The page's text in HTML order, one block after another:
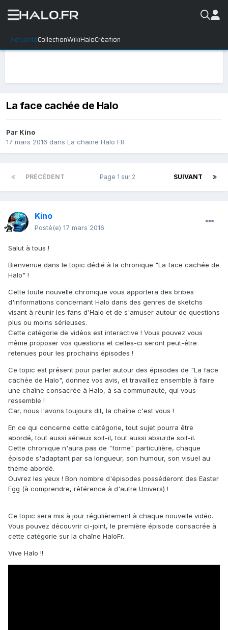
ActualitéCollectionWikiHaloCréation
La face cachée de Halo
Par Kino
17 mars 2016 dans La chaine Halo FR
PRÉCÉDENT SUIVANT
Page 1 sur 2
Kino
Posté(e) 17 mars 2016
Salut à tous !
Bienvenue dans le topic dédié à la chronique "La face cachée de
Halo" !
Cette toute nouvelle chronique vous apportera des bribes
d'informations concernant Halo dans des genres de sketchs
visant à réunir les fans d'Halo et de s'amuser autour de questions
plus ou moins sérieuses.
Cette catégorie de vidéos est interactive ! Vous pouvez vous
même proposer vos questions et celles-ci seront peut-être
retenues pour les prochains épisodes !
Ce topic est présent pour parler autour des épisodes de "La face
cachée de Halo", donnez vos avis, et travaillez ensemble à faire
une chaîne consacrée à Halo, à sa communauté, qui vous
ressemble !
Car, nous l'avons toujours dit, la chaîne c'est vous !
En ce qui concerne cette catégorie, tout sujet pourra être
abordé, tout aussi sérieux soit-il, tout aussi absurde soit-il.
Cette chronique n'aura pas de "forme" particulière, chaque
épisode s'adaptant par sa longueur, son humour, son visuel au
thème abordé.
Ouvrez les yeux ! Bon nombre d'épisodes posséderont des Easter
Egg (à comprendre, référence à d'autre Univers) !
Ce topic sera mis à jour régulièrement à chaque nouvelle vidéo.
Vous pouvez découvrir ci-joint, le première épisode consacrée à
cette catégorie sur la chaîne HaloFr.
Vive Halo !!